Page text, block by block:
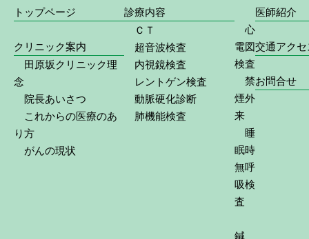
トップページ
クリニック案内
田原坂クリニック理
念
院長あいさつ
これからの医療のあ
り方
がんの現状
診療内容
ＣＴ
超音波検査
内視鏡検査
レントゲン検査
動脈硬化診断
肺機能検査
心
電図
検査
禁
煙外
来
睡
眠時
無呼
吸検
査
鍼
医師紹介
交通アクセ
お問合せ